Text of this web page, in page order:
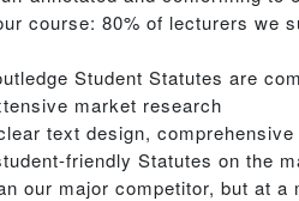
course: 80% of lecturers we
Student Statutes are
market research
text design,
friendly Statutes on the
our major competitor, but at a